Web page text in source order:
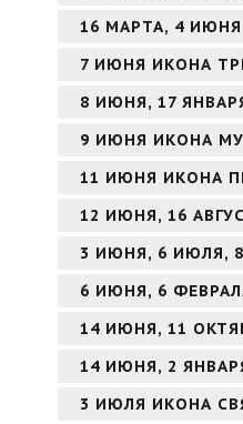
16 МАРТА, 4
7 ИЮНЯ ИКОНА
8 ИЮНЯ, 17
9 ИЮНЯ ИКОНА
11 ИЮНЯ ИКОНА
12 ИЮНЯ, 16
3 ИЮНЯ, 6 ИЮЛЯ,
6 ИЮНЯ, 6
14 ИЮНЯ, 11
14 ИЮНЯ, 2
3 ИЮЛЯ ИКОНА